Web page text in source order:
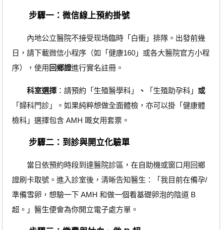
步驟一：微信線上預約掛號
內地公立醫院不接受现场臨時「白衝」排隊。出發前幾
日，請下載微信小程序（如「健康160」或各大醫院官方小程
序），使用 回鄉證進行實名註冊。
科室選擇：請預約「生殖醫學科」 、 「生殖助孕科」 或
「婦科門診」。如果純粹想做全面體檢，亦可以掛「健康體
檢科」選擇包含 AMH 嘅女用套票。
步驟二：到診與開立化驗單
當日依預約時段到達醫院診區，在自助機或窗口用回鄉
證刷卡取號。進入診室後，清晰告知醫生：「我目前在備孕/
準備雪卵，想驗一下 AMH 和做一個看基礎卵泡的陰道 B
超。」醫生便會為你開立電子處方單。